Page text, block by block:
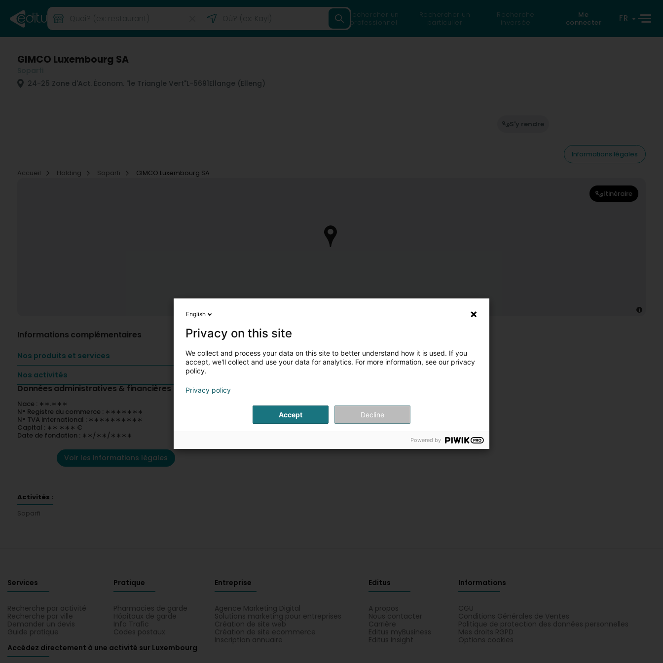
Rechercher un
professionnel
Rechercher un
particulier
Recherche
inversée
Me
connecter
FR
GIMCO Luxembourg SA
24-25 Zone d'Act. Économ. "le Triangle Vert"L-5691Ellange (Elleng)
S'y rendre
Informations légales
Accueil
Holding Soparfi GIMCO Luxembourg SA
Itinéraire
Informations complémentaires
Nos produits et services
Nos activités
Données administratives & financières
Nace : ∗∗.∗∗∗
N° Registre du commerce : ∗∗∗∗∗∗∗
N° TVA international : ∗∗∗∗∗∗∗∗∗∗
Capital : ∗∗ ∗∗∗ €
Date de fondation : ∗∗/∗∗/∗∗∗∗
Voir les informations légales
Activités :
Soparfi
Services
Recherche par activité
Recherche par ville
Demander un devis
Guide pratique
Pratique
Pharmacies de garde
Hôpitaux de garde
Info Trafic
Codes postaux
Entreprise
Agence Marketing Digital
Solutions marketing pour entreprises
Création de site web
Création de site ecommerce
Inscription annuaire
Editus
A propos
Nous contacter
Carrière
Editus myBusiness
Editus Insight
Informations
CGU
Conditions Générales de Ventes
Politique de protection des données personnelles
Mes droits RGPD
Options cookies
Accédez directement à une activité sur Luxembourg
English
Privacy on this site
We collect and process your data on this site to better understand how it is used. If you
accept, we'll collect and use your data for analytics. For more information, see our privacy
policy.
Privacy policy
Accept Decline
Powered by